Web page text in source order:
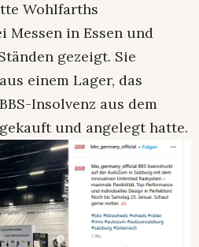
Wohlfarths
Messen in Essen und
gezeigt. Sie
einem Lager, das
Insolvenz aus dem
und angelegt hatte.